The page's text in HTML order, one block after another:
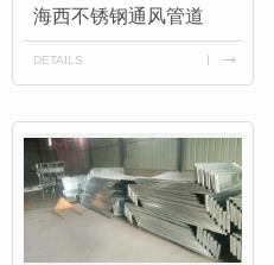
海西不锈钢通风管道
DETAILS